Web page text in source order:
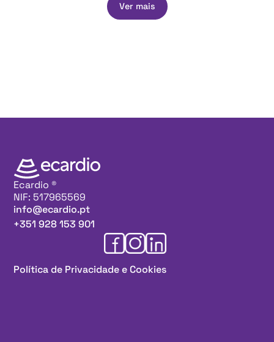
Ver mais
Ecardio ®
NIF: 517965569
info@ecardio.pt
+351 928 153 901
Política de Privacidade e Cookies